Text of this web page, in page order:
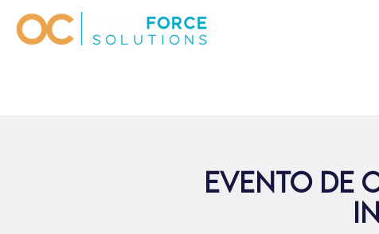
Evento de